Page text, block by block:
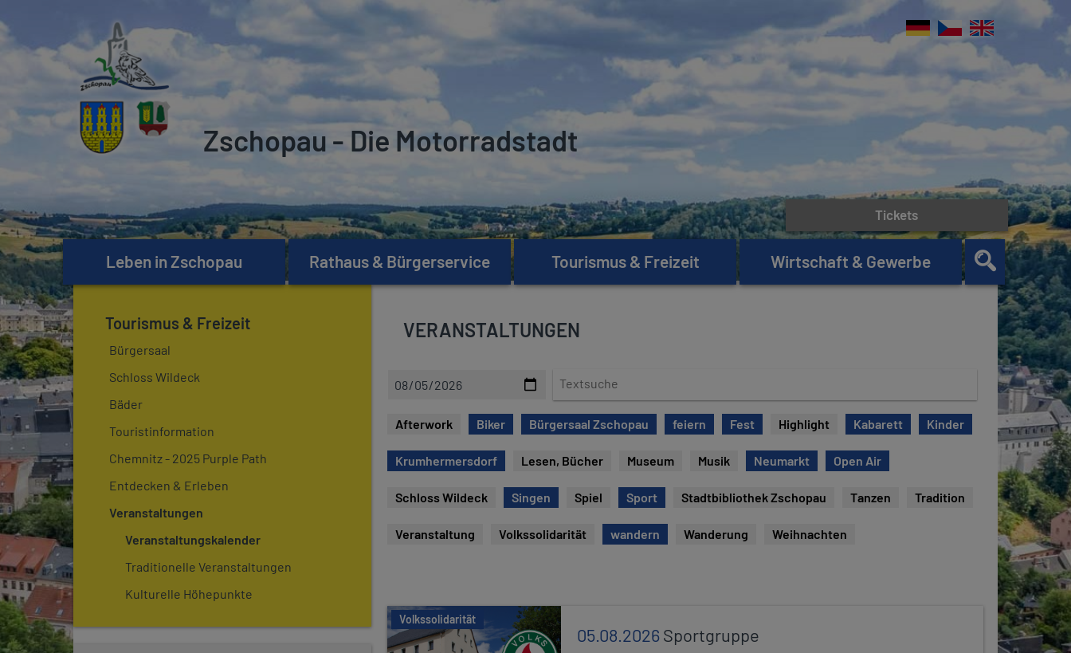
Zschopau - Die Motorradstadt
Leben in Zschopau Rathaus & Bürgerservice Tourismus & Freizeit Wirtschaft & Gewerbe
Tickets
Tourismus & Freizeit
Bürgersaal
Schloss Wildeck
Bäder
Touristinformation
Chemnitz - 2025 Purple Path
Entdecken & Erleben
Veranstaltungen
Veranstaltungskalender
Traditionelle Veranstaltungen
Kulturelle Höhepunkte
VERANSTALTUNGEN
x
t
u
Afterwork Biker Bürgersaal Zschopau feiern Fest Highlight Kabarett Kinder
Krumhermersdorf Lesen, Bücher Museum Musik Neumarkt Open Air
Schloss Wildeck Singen Spiel Sport Stadtbibliothek Zschopau Tanzen Tradition
Veranstaltung Volkssolidarität wandern Wanderung Weihnachten
Volkssolidarität
05.08.2026Sportgruppe